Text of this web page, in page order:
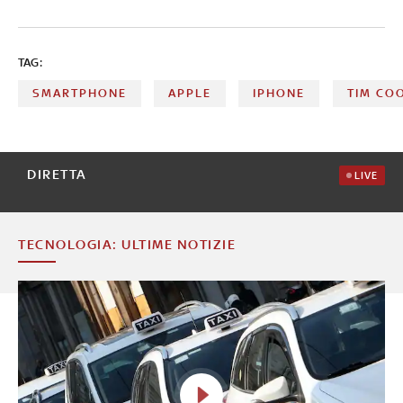
TAG:
SMARTPHONE APPLE IPHONE TIM
DIRETTA LIVE
TECNOLOGIA: ULTIME NOTIZIE